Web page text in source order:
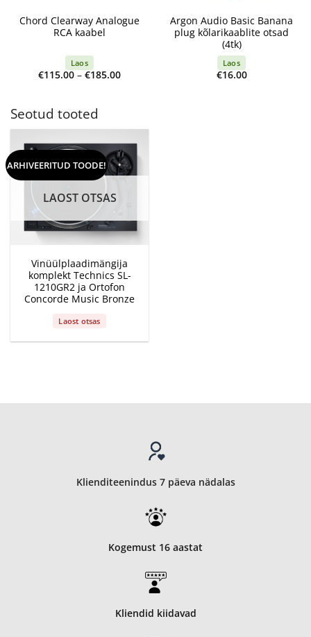
Chord Clearway Analogue
RCA kaabel
Laos
€115.00 – €185.00Price
Argon Audio Basic Banana
plug kõlarikaablite otsad
(4tk)
Laos
€16.00
Seotud tooted
ARHIVEERITUD TOODE!
LAOST OTSAS
Vinüülplaadimängija
komplekt Technics SL-
1210GR2 ja Ortofon
Concorde Music Bronze
Laost otsas
Klienditeenindus 7 päeva nädalas
Kogemust 16 aastat
Kliendid kiidavad